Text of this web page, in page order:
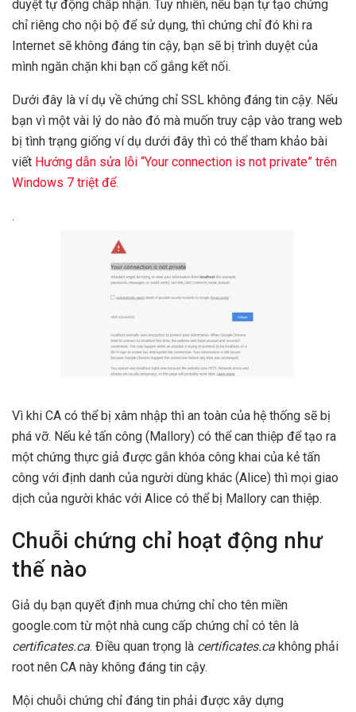
duyệt tự động chấp nhận. Tuy nhiên, nếu bạn tự tạo chứng
chỉ riêng cho nội bộ để sử dụng, thì chứng chỉ đó khi ra
Internet sẽ không đáng tin cậy, bạn sẽ bị trình duyệt của
mình ngăn chặn khi bạn cố gắng kết nối.
Dưới đây là ví dụ về chứng chỉ SSL không đáng tin cậy. Nếu
bạn vì một vài lý do nào đó mà muốn truy cập vào trang web
bị tình trạng giống ví dụ dưới đây thì có thể tham khảo bài
viết Hướng dẫn sửa lỗi “Your connection is not private” trên
Windows 7 triệt để.
.
Vì khi CA có thể bị xâm nhập thì an toàn của hệ thống sẽ bị
phá vỡ. Nếu kẻ tấn công (Mallory) có thể can thiệp để tạo ra
một chứng thực giả được gắn khóa công khai của kẻ tấn
công với định danh của người dùng khác (Alice) thì mọi giao
dịch của người khác với Alice có thể bị Mallory can thiệp.
Chuỗi chứng chỉ hoạt động như
thế nào
Giả dụ bạn quyết định mua chứng chỉ cho tên miền
google.com từ một nhà cung cấp chứng chỉ có tên là
certificates.ca. Điều quan trọng là certificates.ca không phải
root nên CA này không đáng tin cậy.
Mội chuỗi chứng chỉ đáng tin phải được xây dựng